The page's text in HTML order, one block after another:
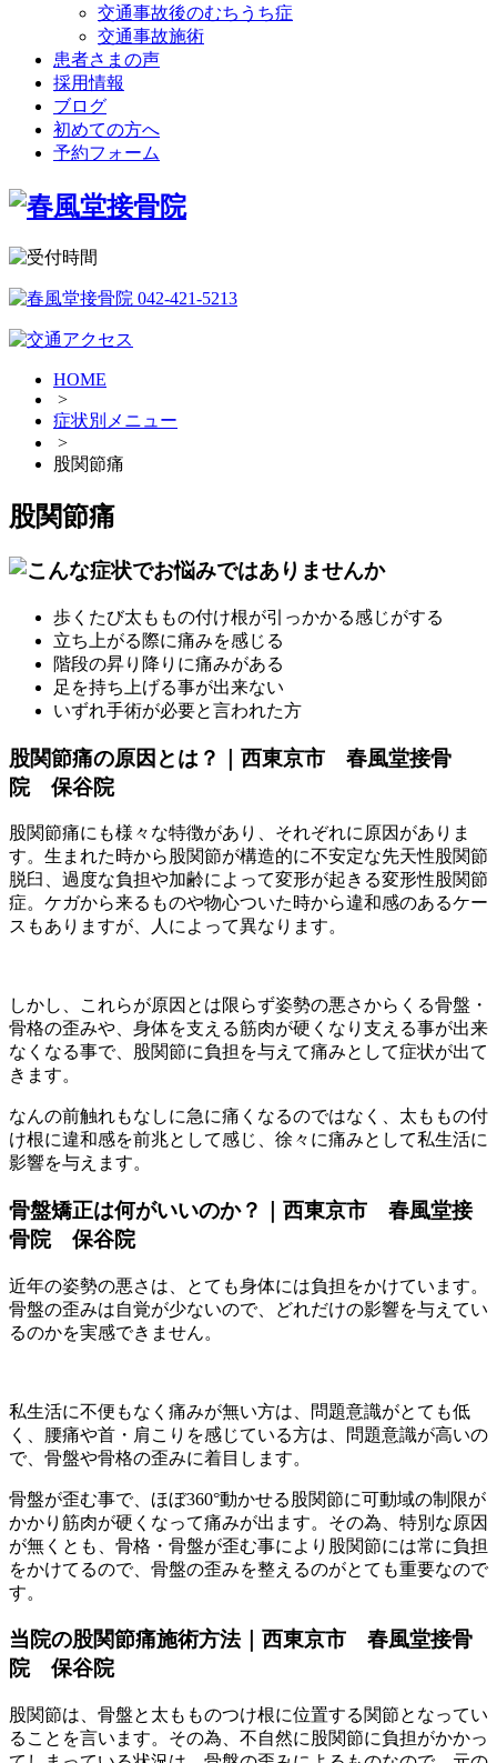
交通事故後のむちうち症
交通事故施術
患者さまの声
採用情報
ブログ
初めての方へ
予約フォーム
HOME
>
症状別メニュー
>
股関節痛
股関節痛
歩くたび太ももの付け根が引っかかる感じがする
立ち上がる際に痛みを感じる
階段の昇り降りに痛みがある
足を持ち上げる事が出来ない
いずれ手術が必要と言われた方
股関節痛の原因とは？｜西東京市 春風堂接骨
院 保谷院
股関節痛にも様々な特徴があり、それぞれに原因がありま
す。生まれた時から股関節が構造的に不安定な先天性股関節
脱臼、過度な負担や加齢によって変形が起きる変形性股関節
症。ケガから来るものや物心ついた時から違和感のあるケー
スもありますが、人によって異なります。
しかし、これらが原因とは限らず姿勢の悪さからくる骨盤・
骨格の歪みや、身体を支える筋肉が硬くなり支える事が出来
なくなる事で、股関節に負担を与えて痛みとして症状が出て
きます。
なんの前触れもなしに急に痛くなるのではなく、太ももの付
け根に違和感を前兆として感じ、徐々に痛みとして私生活に
影響を与えます。
骨盤矯正は何がいいのか？｜西東京市 春風堂接
骨院 保谷院
近年の姿勢の悪さは、とても身体には負担をかけています。
骨盤の歪みは自覚が少ないので、どれだけの影響を与えてい
るのかを実感できません。
私生活に不便もなく痛みが無い方は、問題意識がとても低
く、腰痛や首・肩こりを感じている方は、問題意識が高いの
で、骨盤や骨格の歪みに着目します。
骨盤が歪む事で、ほぼ360°動かせる股関節に可動域の制限が
かかり筋肉が硬くなって痛みが出ます。その為、特別な原因
が無くとも、骨格・骨盤が歪む事により股関節には常に負担
をかけてるので、骨盤の歪みを整えるのがとても重要なので
す。
当院の股関節痛施術方法｜西東京市 春風堂接骨
院 保谷院
股関節は、骨盤と太もものつけ根に位置する関節となってい
ることを言います。その為、不自然に股関節に負担がかかっ